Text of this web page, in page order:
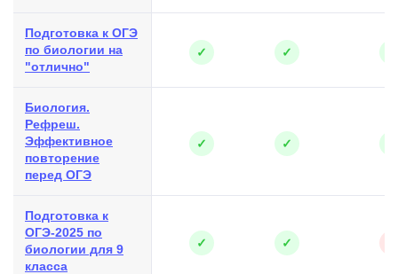
Подготовка к ОГЭ
по биологии на
"отлично"
✓ ✓
Биология.
Рефреш.
Эффективное
повторение
перед ОГЭ
✓ ✓
Подготовка к
ОГЭ-2025 по
биологии для 9
класса
✓ ✓